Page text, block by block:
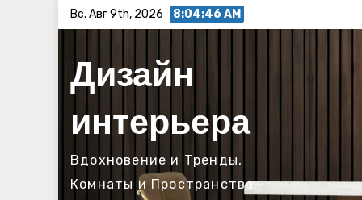
содержимому
Вс. Авг 9th, 2026 8:04:47 AM
Дизайн
интерьера
Вдохновение и Тренды,
Комнаты и Пространства,